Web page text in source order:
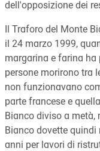
dell'opposizione dei
Il Traforo del Monte
il 24 marzo 1999,
margarina e farina ha
persone morirono tra
non funzionavano
parte francese e
Bianco diviso a metà,
Bianco dovette quindi
anni per lavori di